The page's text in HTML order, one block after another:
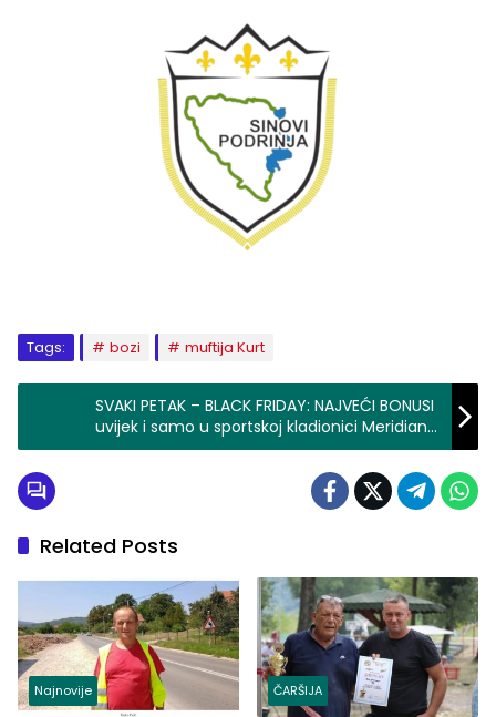
Tags: bozi muftija Kurt
SVAKI PETAK – BLACK FRIDAY: NAJVEĆI BONUSI
uvijek i samo u sportskoj kladionici Meridian!
POKLON 30KM!
Related Posts
Najnovije ČARŠIJA